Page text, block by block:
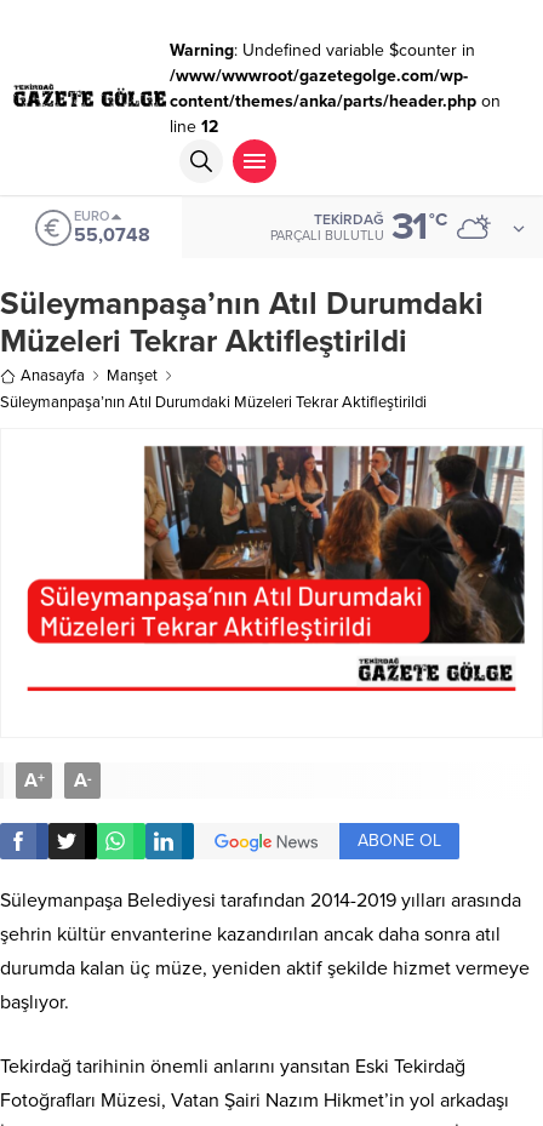
Warning: Undefined variable $counter in
/www/wwwroot/gazetegolge.com/wp-
content/themes/anka/parts/header.phpon
line 12
EURO
55,0748
TEKIRDAĞ
PARÇALI BULUTLU 31°C
Süleymanpaşa’nın Atıl Durumdaki
Müzeleri Tekrar Aktifleştirildi
Anasayfa
Manşet
Süleymanpaşa’nın Atıl Durumdaki Müzeleri Tekrar Aktifleştirildi
A+ A-
ABONE OL
Süleymanpaşa Belediyesi tarafından 2014-2019 yılları arasında
şehrin kültür envanterine kazandırılan ancak daha sonra atıl
durumda kalan üç müze, yeniden aktif şekilde hizmet vermeye
başlıyor.
Tekirdağ tarihinin önemli anlarını yansıtan Eski Tekirdağ
Fotoğrafları Müzesi, Vatan Şairi Nazım Hikmet’in yol arkadaşı